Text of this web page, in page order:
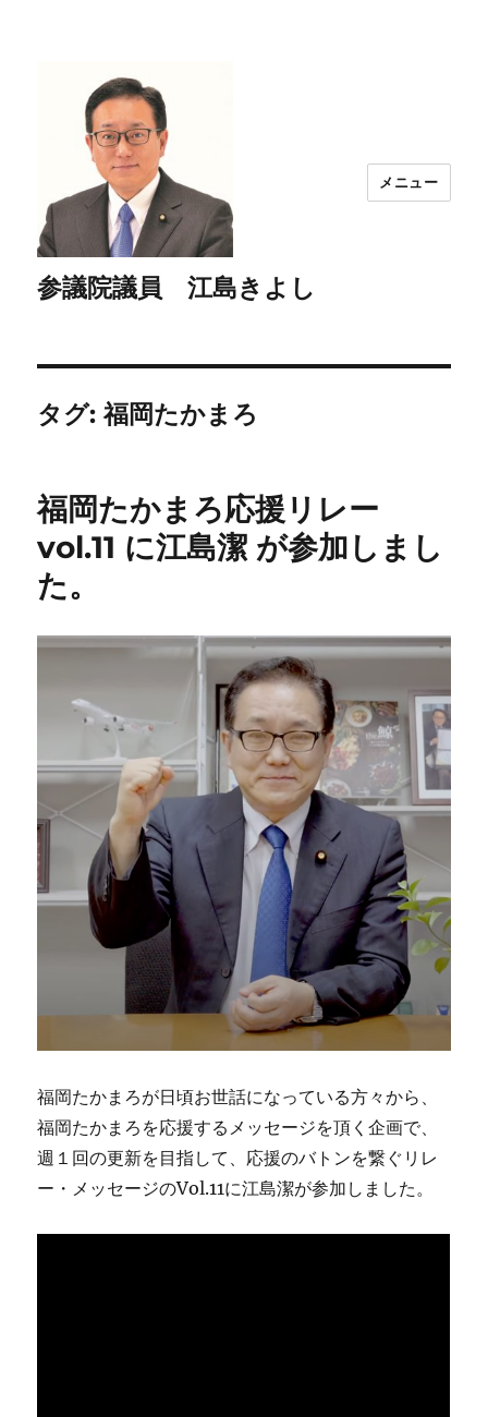
参議院議員 江島きよし
メニュー
タグ:福岡たかまろ
福岡たかまろ応援リレー
vol.11 に江島潔 が参加しまし
た。
福岡たかまろが日頃お世話になっている方々から、
福岡たかまろを応援するメッセージを頂く企画で、
週１回の更新を目指して、応援のバトンを繋ぐリレ
ー・メッセージのVol.11に江島潔が参加しました。